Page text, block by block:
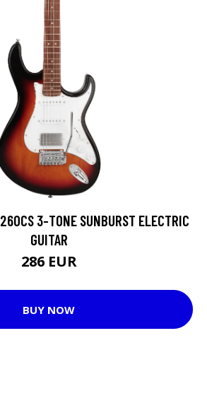
3-TONE SUNBURST ELECTRIC
GUITAR
286 EUR
BUY NOW